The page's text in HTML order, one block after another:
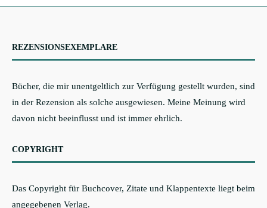
REZENSIONSEXEMPLARE
Bücher, die mir unentgeltlich zur Verfügung gestellt wurden, sind
in der Rezension als solche ausgewiesen. Meine Meinung wird
davon nicht beeinflusst und ist immer ehrlich.
COPYRIGHT
Das Copyright für Buchcover, Zitate und Klappentexte liegt beim
angegebenen Verlag.